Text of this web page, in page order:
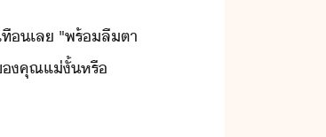
​เล​ ​"​พร้​ลืตา​
​คุณแ่​ั้​หรื